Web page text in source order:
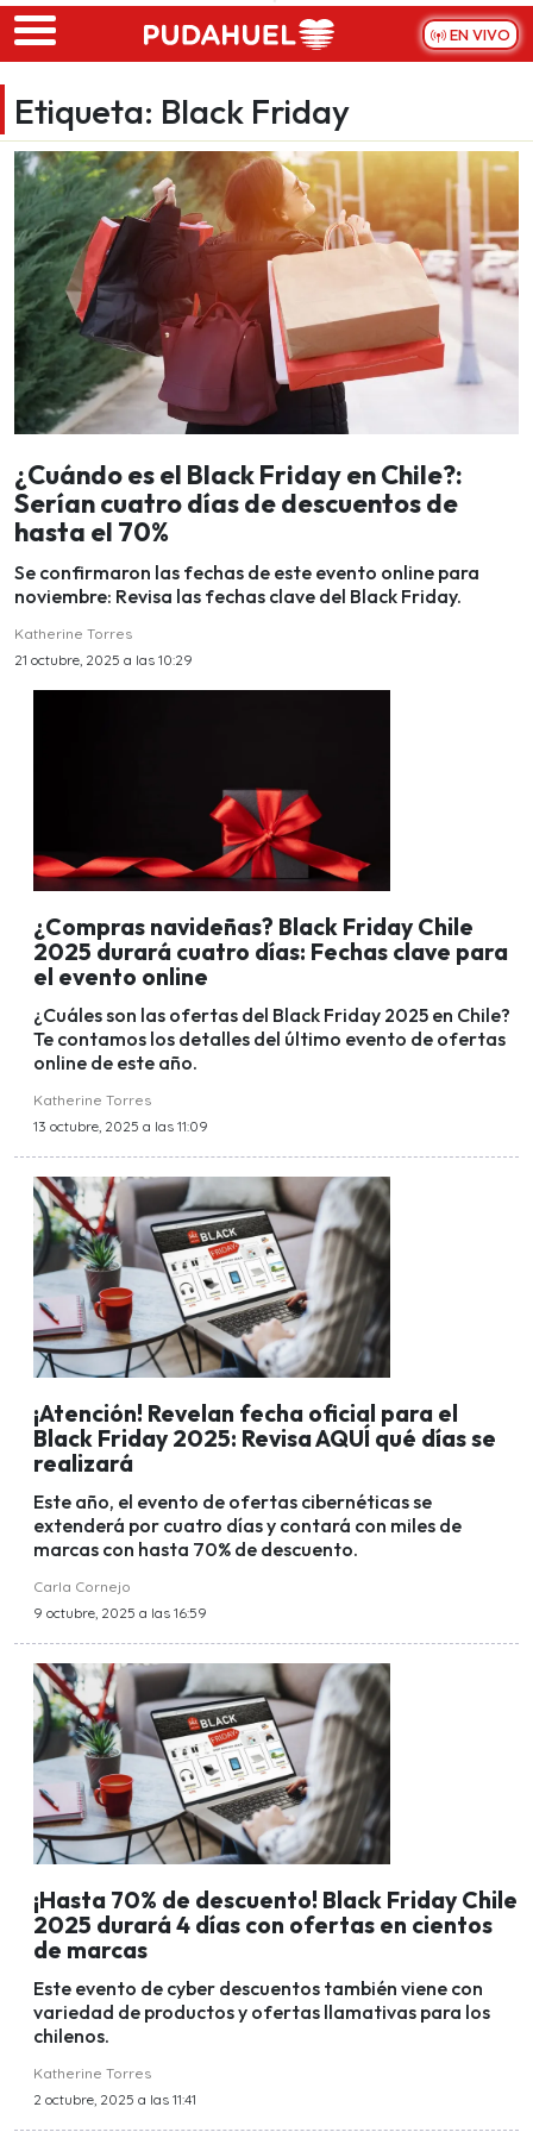
Skip to main content
EN VIVO
Etiqueta: Black Friday
¿Cuándo es el Black Friday en Chile?:
Serían cuatro días de descuentos de
hasta el 70%
Se confirmaron las fechas de este evento online para
noviembre: Revisa las fechas clave del Black Friday.
Katherine Torres
21 octubre, 2025 a las 10:29
¿Compras navideñas? Black Friday Chile
2025 durará cuatro días: Fechas clave para
el evento online
¿Cuáles son las ofertas del Black Friday 2025 en Chile?
Te contamos los detalles del último evento de ofertas
online de este año.
Katherine Torres
13 octubre, 2025 a las 11:09
¡Atención! Revelan fecha oficial para el
Black Friday 2025: Revisa AQUÍ qué días se
realizará
Este año, el evento de ofertas cibernéticas se
extenderá por cuatro días y contará con miles de
marcas con hasta 70% de descuento.
Carla Cornejo
9 octubre, 2025 a las 16:59
¡Hasta 70% de descuento! Black Friday Chile
2025 durará 4 días con ofertas en cientos
de marcas
Este evento de cyber descuentos también viene con
variedad de productos y ofertas llamativas para los
chilenos.
Katherine Torres
2 octubre, 2025 a las 11:41